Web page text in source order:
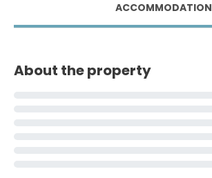
ACCOMMODATION
About the property